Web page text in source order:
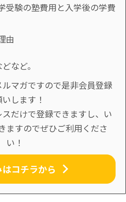
受験の塾費用と入学後の学費
由
など。
ルマガですので是非会員登録
します！
だけで登録できますし、い
ますのでぜひご利用くださ
い！
コチラから